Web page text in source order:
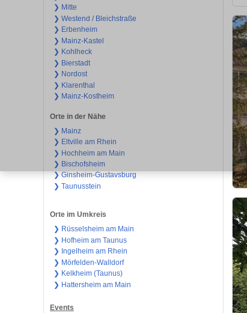
❯ Mitte
❯ Westend / Bleichstraße
❯ Erbenheim
❯ Mainz-Kastel
❯ Kohlheck
❯ Bierstadt
❯ Nordost
❯ Klarenthal
❯ Mainz-Kostheim
Orte in der Nähe
❯ Mainz
❯ Eltville am Rhein
❯ Hochheim am Main
❯ Bischofsheim
❯ Ginsheim-Gustavsburg
❯ Taunusstein
Orte im Umkreis
❯ Rüsselsheim am Main
❯ Hofheim am Taunus
❯ Ingelheim am Rhein
❯ Mörfelden-Walldorf
❯ Kelkheim (Taunus)
❯ Hattersheim am Main
Events